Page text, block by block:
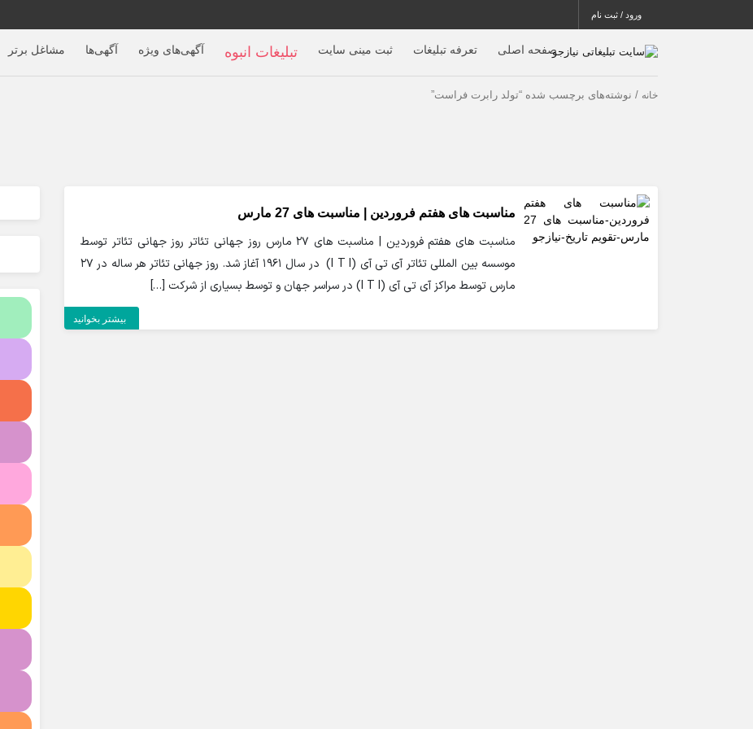
ورود / ثبت نام
صفحه اصلی تعرفه تبلیغات ثبت مینی سایت تبلیغات انبوه آگهی‌های ویژه آگهی‌ها مشاغل برتر
خانه / نوشته‌های برچسب شده “تولد رابرت فراست”
مناسبت های هفتم فروردین | مناسبت های 27 مارس
مناسبت های هفتم فروردین | مناسبت های 27 مارس روز جهانی تئاتر روز جهانی تئاتر توسط
موسسه بین المللی تئاتر آی تی آی (I T I) در سال 1961 آغاز شد. روز جهانی تئاتر هر ساله در 27
مارس توسط مراکز آی تی آی (I T I) در سراسر جهان و توسط بسیاری از شرکت […]
بیشتر بخوانید